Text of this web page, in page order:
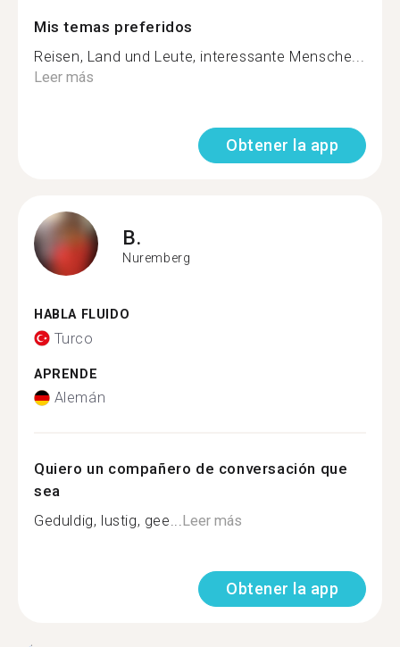
Mis temas preferidos
Reisen, Land und Leute, interessante Mensche...
Leer más
Obtener la app
B.
Nuremberg
HABLA FLUIDO
Turco
APRENDE
Alemán
Quiero un compañero de conversación que
sea
Geduldig, lustig, gee...Leer más
Obtener la app